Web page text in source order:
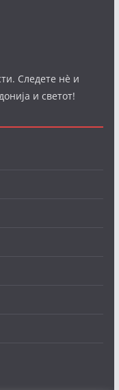
Следете нè и
и светот!